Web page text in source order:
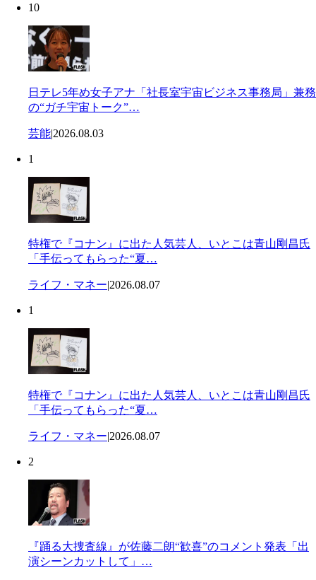
10
日テレ5年め女子アナ「社長室宇宙ビジネス事務局」兼務
の“ガチ宇宙トーク”…
芸能|2026.08.03
1
特権で『コナン』に出た人気芸人、いとこは青山剛昌氏
「手伝ってもらった“夏…
ライフ・マネー|2026.08.07
1
特権で『コナン』に出た人気芸人、いとこは青山剛昌氏
「手伝ってもらった“夏…
ライフ・マネー|2026.08.07
2
『踊る大捜査線』が佐藤二朗“歓喜”のコメント発表「出
演シーンカットして」…